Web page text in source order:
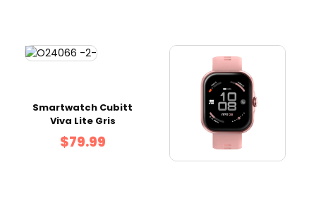
Smartwatch Cubitt
Viva Lite Gris
$79.99